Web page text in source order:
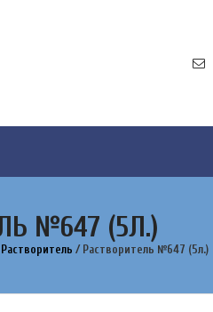
№647 (5Л.)
Растворитель / Растворитель №647 (5л.)